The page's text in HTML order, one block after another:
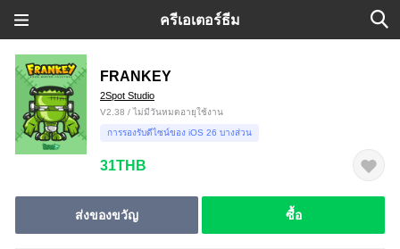
ครีเอเตอร์ธีม
FRANKEY
2Spot Studio
V2.38 / ไม่มีวันหมดอายุใช้งาน
การรองรับดีไซน์ของ iOS 26 บางส่วน
31THB
ส่งของขวัญ ซื้อ